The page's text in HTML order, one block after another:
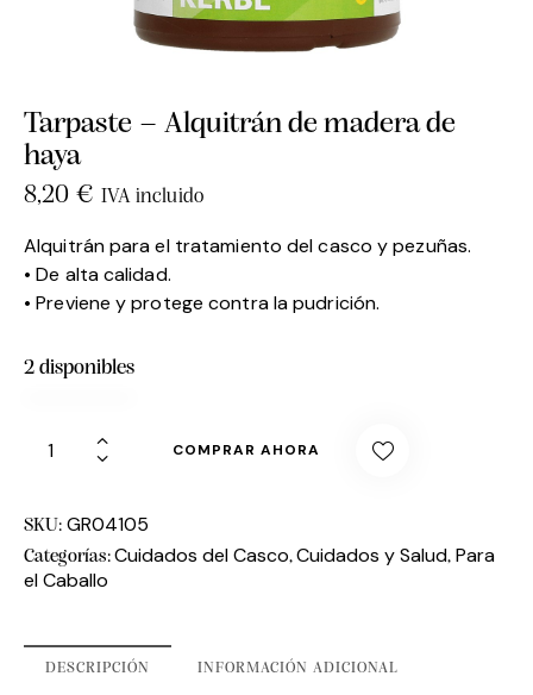
Tarpaste – Alquitrán de madera de
haya
8,20 € IVA incluido
Alquitrán para el tratamiento del casco y pezuñas.
• De alta calidad.
• Previene y protege contra la pudrición.
2 disponibles
COMPRAR AHORA
SKU: GR04105
Categorías:Cuidados del Casco,Cuidados y Salud, Para
el Caballo
DESCRIPCIÓN INFORMACIÓN ADICIONAL